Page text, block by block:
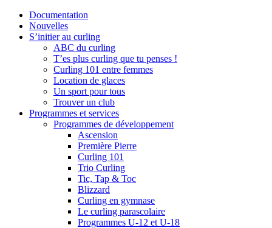
Documentation
Nouvelles
S’initier au curling
ABC du curling
T’es plus curling que tu penses !
Curling 101 entre femmes
Location de glaces
Un sport pour tous
Trouver un club
Programmes et services
Programmes de développement
Ascension
Première Pierre
Curling 101
Trio Curling
Tic, Tap & Toc
Blizzard
Curling en gymnase
Le curling parascolaire
Programmes U-12 et U-18